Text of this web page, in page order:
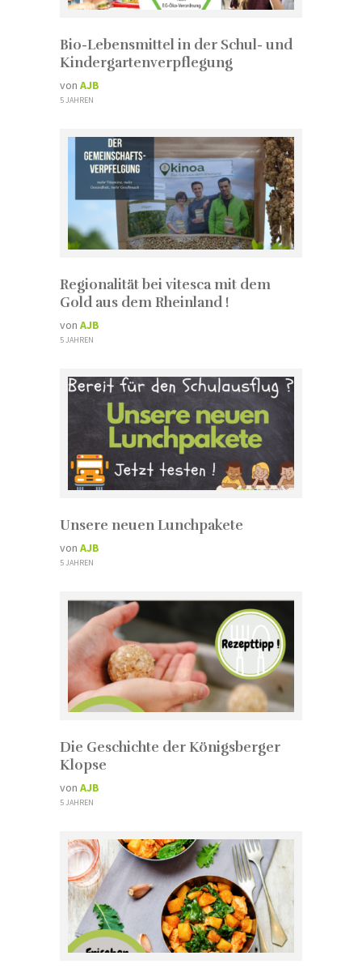
Bio-Lebensmittel in der Schul- und
Kindergartenverpflegung
von AJB
5 JAHREN
Regionalität bei vitesca mit dem
Gold aus dem Rheinland !
von AJB
5 JAHREN
Unsere neuen Lunchpakete
von AJB
5 JAHREN
Die Geschichte der Königsberger
Klopse
von AJB
5 JAHREN